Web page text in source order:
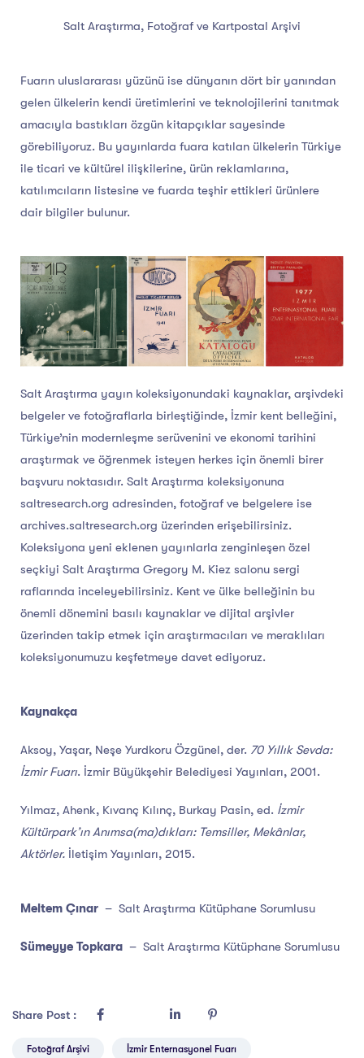
Salt Araştırma, Fotoğraf ve Kartpostal Arşivi
Fuarın uluslararası yüzünü ise dünyanın dört bir yanından
gelen ülkelerin kendi üretimlerini ve teknolojilerini tanıtmak
amacıyla bastıkları özgün kitapçıklar sayesinde
görebiliyoruz. Bu yayınlarda fuara katılan ülkelerin Türkiye
ile ticari ve kültürel ilişkilerine, ürün reklamlarına,
katılımcıların listesine ve fuarda teşhir ettikleri ürünlere
dair bilgiler bulunur.
Salt Araştırma yayın koleksiyonundaki kaynaklar, arşivdeki
belgeler ve fotoğraflarla birleştiğinde, İzmir kent belleğini,
Türkiye’nin modernleşme serüvenini ve ekonomi tarihini
araştırmak ve öğrenmek isteyen herkes için önemli birer
başvuru noktasıdır. Salt Araştırma koleksiyonuna
saltresearch.org adresinden, fotoğraf ve belgelere ise
archives.saltresearch.org üzerinden erişebilirsiniz.
Koleksiyona yeni eklenen yayınlarla zenginleşen özel
seçkiyi Salt Araştırma Gregory M. Kiez salonu sergi
raflarında inceleyebilirsiniz. Kent ve ülke belleğinin bu
önemli dönemini basılı kaynaklar ve dijital arşivler
üzerinden takip etmek için araştırmacıları ve meraklıları
koleksiyonumuzu keşfetmeye davet ediyoruz.
Kaynakça
Aksoy, Yaşar, Neşe Yurdkoru Özgünel, der. 70 Yıllık Sevda:
İzmir Fuarı. İzmir Büyükşehir Belediyesi Yayınları, 2001.
Yılmaz, Ahenk, Kıvanç Kılınç, Burkay Pasin, ed. İzmir
Kültürpark’ın Anımsa(ma)dıkları: Temsiller, Mekânlar,
Aktörler. İletişim Yayınları, 2015.
Meltem Çınar – Salt Araştırma Kütüphane Sorumlusu
Sümeyye Topkara – Salt Araştırma Kütüphane Sorumlusu
Share Post :
Fotoğraf Arşivi İzmir Enternasyonel Fuarı